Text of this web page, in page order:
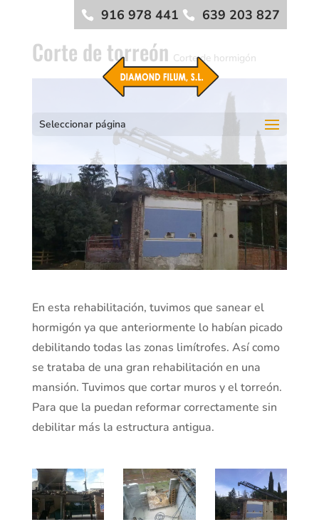
916 978 441 639 203 827
Seleccionar página
Corte de torreón Corte de hormigón
En esta rehabilitación, tuvimos que sanear el
hormigón ya que anteriormente lo habían picado
debilitando todas las zonas limítrofes. Así como
se trataba de una gran rehabilitación en una
mansión. Tuvimos que cortar muros y el torreón.
Para que la puedan reformar correctamente sin
debilitar más la estructura antigua.